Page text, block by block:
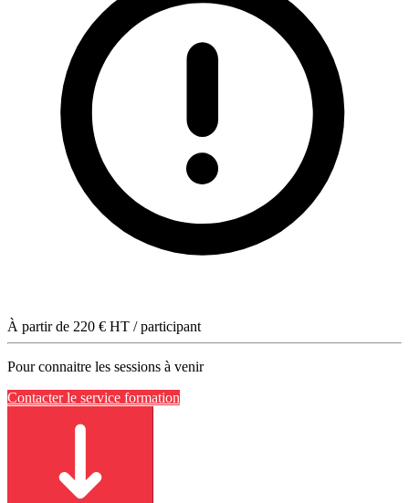
À partir de 220 € HT / participant
Pour connaitre les sessions à venir
Contacter le service formation